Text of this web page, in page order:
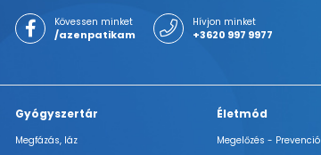
Kövessen minket
/azenpatikam
Hívjon minket
+3620 997 9977
Gyógyszertár
Megfázás, láz
Életmód
Megelőzés - Prevenció